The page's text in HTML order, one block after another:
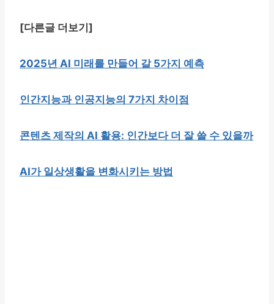
[다른글 더보기]
2025년 AI 미래를 만들어 갈 5가지 예측
인간지능과 인공지능의 7가지 차이점
콘텐츠 제작의 AI 활용: 인간보다 더 잘 쓸 수 있을까
AI가 일상생활을 변화시키는 방법